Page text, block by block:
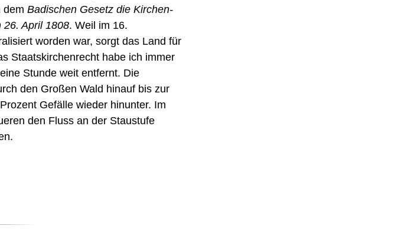
dem Badischen Gesetz die Kirchen-
26. April 1808. Weil im 16.
worden war, sorgt das Land für
Staatskirchenrecht habe ich immer
Stunde weit entfernt. Die
den Großen Wald hinauf bis zur
Gefälle wieder hinunter. Im
den Fluss an der Staustufe